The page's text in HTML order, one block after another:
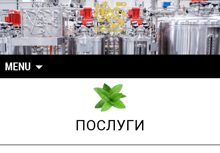
MENU
ПОСЛУГИ